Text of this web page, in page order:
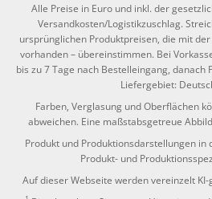
Alle Preise in Euro und inkl. der
Versandkosten/Logistikzuschlag.
ursprünglichen Produktpreisen, die mit
vorhanden – übereinstimmen. Bei
bis zu 7 Tage nach Bestelleingang,
Liefergebiet:
Farben, Verglasung und Oberflächen
abweichen. Eine maßstabsgetreue
Produkt und Produktionsdarstellungen in
Produkt- und
Auf dieser Webseite werden vereinzelt